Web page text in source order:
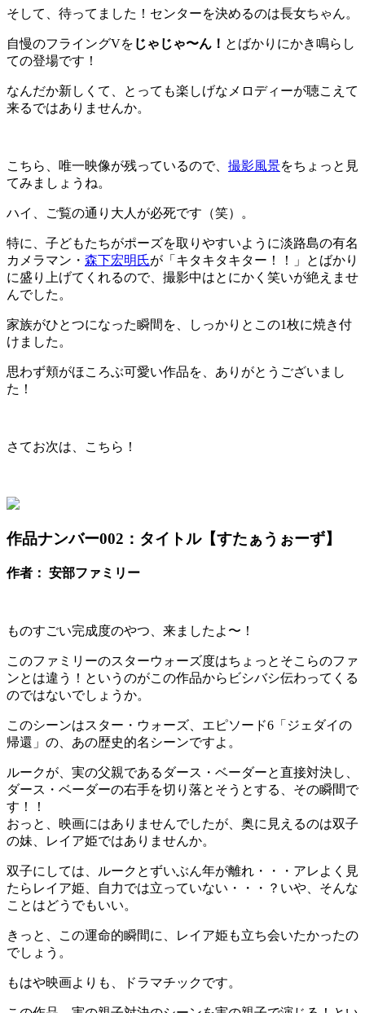
そして、待ってました！センターを決めるのは長女ちゃん。
自慢のフライングVを じゃじゃ〜ん！ とばかりにかき鳴らし
ての登場です！
なんだか新しくて、とっても楽しげなメロディーが聴こえて
来るではありませんか。
こちら、唯一映像が残っているので、 撮影風景をちょっと見
てみましょうね。
ハイ、ご覧の通り大人が必死です（笑）。
特に、子どもたちがポーズを取りやすいように淡路島の有名
カメラマン・ 森下宏明氏が「キタキタキター！！」とばかり
に盛り上げてくれるので、撮影中はとにかく笑いが絶えませ
んでした。
家族がひとつになった瞬間を、しっかりとこの1枚に焼き付
けました。
思わず頬がほころぶ可愛い作品を、ありがとうございまし
た！
さてお次は、こちら！
作品ナンバー002： タイトル【すたぁうぉーず】
作者： 安部ファミリー
ものすごい完成度のやつ、来ましたよ〜！
このファミリーのスターウォーズ度はちょっとそこらのファ
ンとは違う！というのがこの作品からビシバシ伝わってくる
のではないでしょうか。
このシーンはスター・ウォーズ、エピソード6「ジェダイの
帰還」の、あの歴史的名シーンですよ。
ルークが、実の父親であるダース・ベーダーと直接対決し、
ダース・ベーダーの右手を切り落とそうとする、その瞬間で
す！！
おっと、映画にはありませんでしたが、奥に見えるのは双子
の妹、レイア姫ではありませんか。
双子にしては、ルークとずいぶん年が離れ・・・アレよく見
たらレイア姫、自力では立っていない・・・？いや、そんな
ことはどうでもいい。
きっと、この運命的瞬間に、レイア姫も立ち会いたかったの
でしょう。
もはや映画よりも、ドラマチックです。